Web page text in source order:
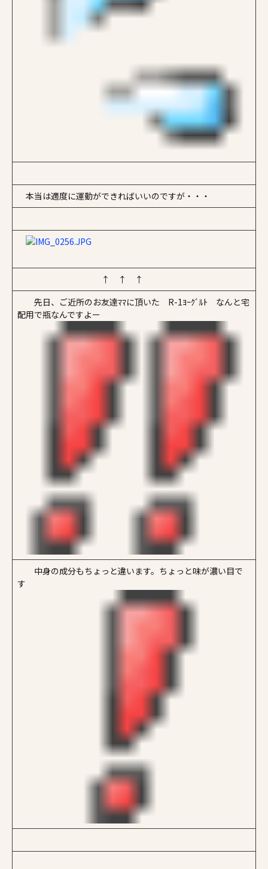
本当は適度に運動ができればいいのですが・・・
↑ ↑ ↑
先日、ご近所のお友達ﾏﾏに頂いた R-1ﾖｰｸﾞﾙﾄ なんと宅
配用で瓶なんですよー
中身の成分もちょっと違います。ちょっと味が濃い目で
す